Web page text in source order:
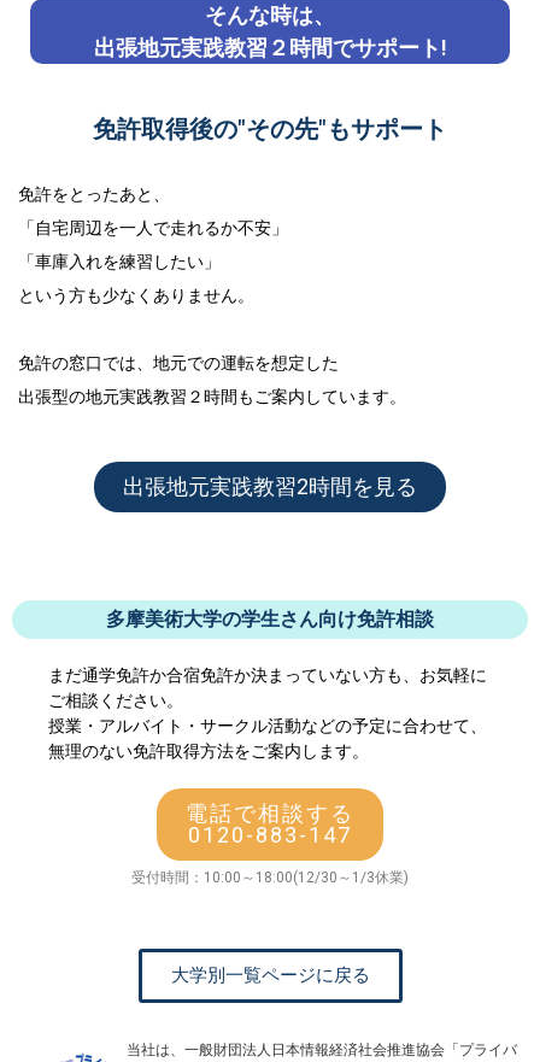
そんな時は、
出張地元実践教習２時間でサポート!
免許取得後の"その先"もサポート
免許をとったあと、
「自宅周辺を一人で走れるか不安」
「車庫入れを練習したい」
という方も少なくありません。
免許の窓口では、地元での運転を想定した
出張型の地元実践教習２時間 もご案内しています。
出張地元実践教習2時間を見る
多摩美術大学の学生さん向け免許相談
まだ通学免許か合宿免許か決まっていない方も、お気軽に
ご相談ください。
授業・アルバイト・サークル活動などの予定に合わせて、
無理のない免許取得方法をご案内します。
電話で相談する
0120-883-147
受付時間：10:00～18:00(12/30～1/3休業)
大学別一覧ページに戻る
当社は、一般財団法人日本情報経済社会推進協会「プライバ